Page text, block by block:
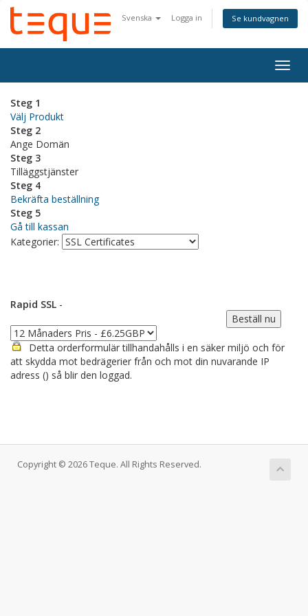
Svenska Logga in Se kundvagnen
Steg 1
Välj Produkt
Steg 2
Ange Domän
Steg 3
Tilläggstjänster
Steg 4
Bekräfta beställning
Steg 5
Gå till kassan
Kategorier:
Rapid SSL -
Detta orderformulär tillhandahålls i en säker miljö och för
att skydda mot bedrägerier från och mot din nuvarande IP
adress () så blir den loggad.
Copyright © 2026 Teque. All Rights Reserved.